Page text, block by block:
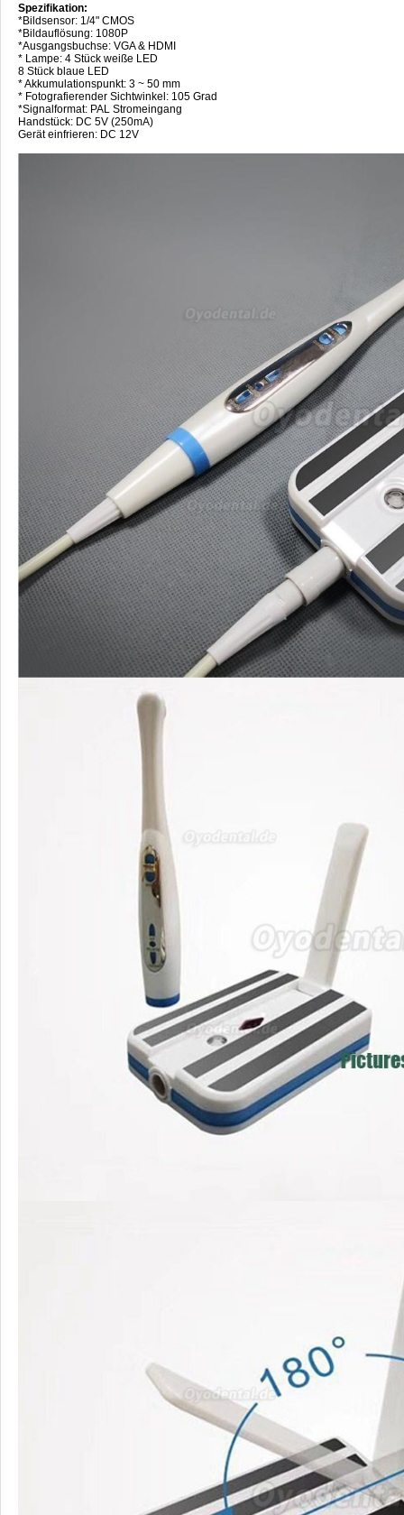
Spezifikation:
*Bildsensor: 1/4" CMOS
*Bildauflösung: 1080P
*Ausgangsbuchse: VGA & HDMI
* Lampe: 4 Stück weiße LED
8 Stück blaue LED
* Akkumulationspunkt: 3 ~ 50 mm
* Fotografierender Sichtwinkel: 105 Grad
*Signalformat: PAL Stromeingang
Handstück: DC 5V (250mA)
Gerät einfrieren: DC 12V